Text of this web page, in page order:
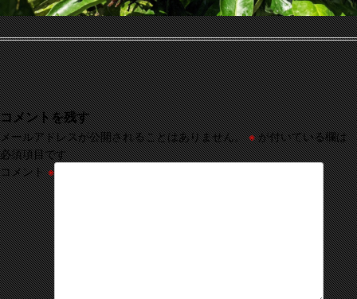
コメントを残す
メールアドレスが公開されることはありません。 ※が付いている欄は
必須項目です
コメント※